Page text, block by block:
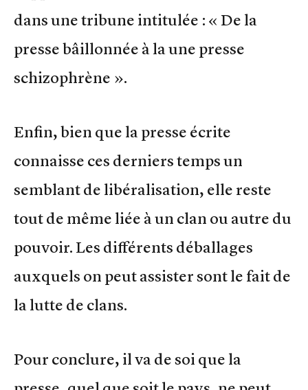
dans une tribune intitulée : « De la
presse bâillonnée à la une presse
schizophrène ».
Enfin, bien que la presse écrite
connaisse ces derniers temps un
semblant de libéralisation, elle reste
tout de même liée à un clan ou autre du
pouvoir. Les différents déballages
auxquels on peut assister sont le fait de
la lutte de clans.
Pour conclure, il va de soi que la